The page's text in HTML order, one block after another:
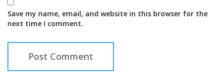
Save my name, email, and website in this browser for the
next time I comment.